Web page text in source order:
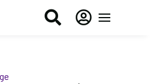
 